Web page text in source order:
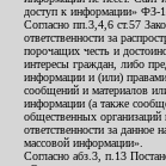
доступ к информации» ФЗ-
Согласно пп.3,4,6 ст.57
ответственности за
порочащих честь и
интересы граждан, либо
информации и (или)
сообщений и материалов
информации (а также
общественных
ответственности за данное
массовой информации».
Согласно абз.3, п.13